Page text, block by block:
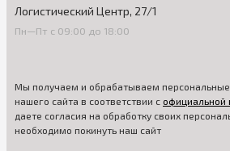
Логистический Центр, 27/1
Пн—Пт с 09:00 до 18:00
Мы получаем и обрабатываем
нашего сайта в соответствии с официальной
даете согласия на обработку своих
необходимо покинуть наш сайт